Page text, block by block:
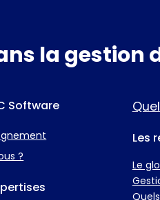
la gestion
Software
?
Les
Le